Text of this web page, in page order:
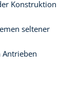
Konstruktion
seltener
Antrieben